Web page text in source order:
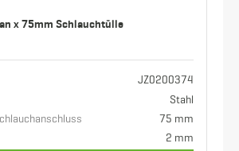
x 75mm Schlauchtülle
JZ0200374
Stahl
75 mm
2 mm